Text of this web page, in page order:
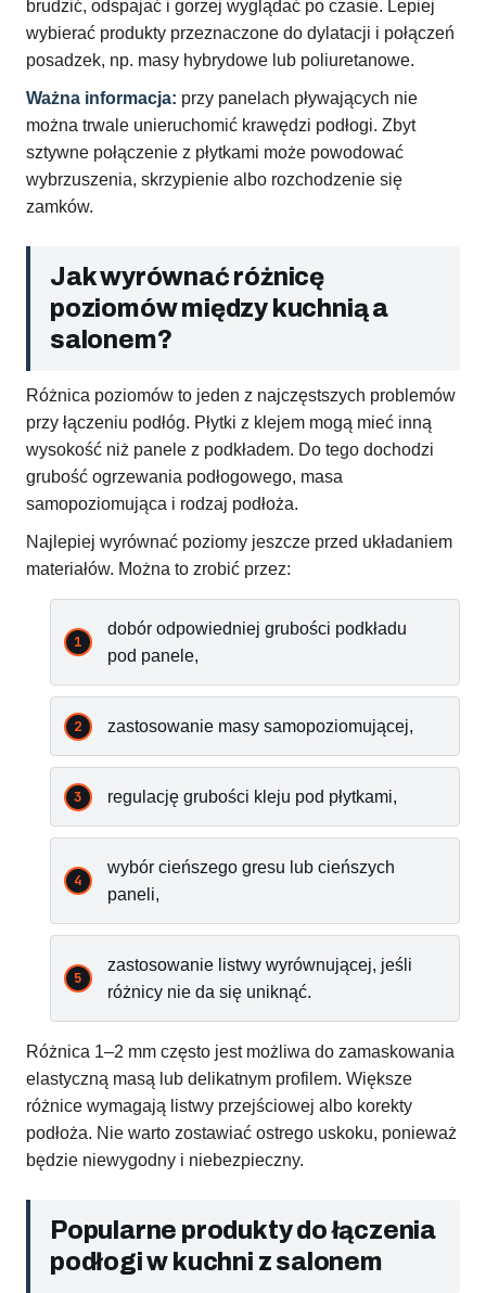
brudzić, odspajać i gorzej wyglądać po czasie. Lepiej
wybierać produkty przeznaczone do dylatacji i połączeń
posadzek, np. masy hybrydowe lub poliuretanowe.
Ważna informacja: przy panelach pływających nie
można trwale unieruchomić krawędzi podłogi. Zbyt
sztywne połączenie z płytkami może powodować
wybrzuszenia, skrzypienie albo rozchodzenie się
zamków.
Jak wyrównać różnicę
poziomów między kuchnią a
salonem?
Różnica poziomów to jeden z najczęstszych problemów
przy łączeniu podłóg. Płytki z klejem mogą mieć inną
wysokość niż panele z podkładem. Do tego dochodzi
grubość ogrzewania podłogowego, masa
samopoziomująca i rodzaj podłoża.
Najlepiej wyrównać poziomy jeszcze przed układaniem
materiałów. Można to zrobić przez:
dobór odpowiedniej grubości podkładu
pod panele,
zastosowanie masy samopoziomującej,
regulację grubości kleju pod płytkami,
wybór cieńszego gresu lub cieńszych
paneli,
zastosowanie listwy wyrównującej, jeśli
różnicy nie da się uniknąć.
Różnica 1–2 mm często jest możliwa do zamaskowania
elastyczną masą lub delikatnym profilem. Większe
różnice wymagają listwy przejściowej albo korekty
podłoża. Nie warto zostawiać ostrego uskoku, ponieważ
będzie niewygodny i niebezpieczny.
Popularne produkty do łączenia
podłogi w kuchni z salonem